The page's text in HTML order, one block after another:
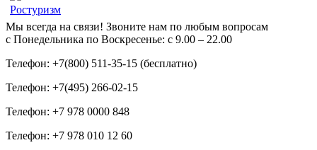
Ростуризм
Мы всегда на связи! Звоните нам по любым вопросам
с Понедельника по Воскресенье: с 9.00 – 22.00
Телефон: +7(800) 511-35-15 (бесплатно)
Телефон: +7(495) 266-02-15
Телефон: +7 978 0000 848
Телефон: +7 978 010 12 60